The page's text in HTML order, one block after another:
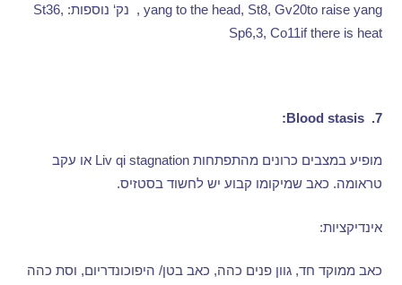
yang to the head, St8, Gv20to raise yang ,
נק‘ נוספות : St36,
Sp6,3, Co11if there is heat
7.
Blood stasis:
מופיע במצבים כרונים מהתפתחותLiv qi stagnation או עקב
טראומה. כאב שמיקומו קבוע יש לחשוד בסטזיס.
אינדיקציות:
כאב ממוקד חד,גוון פנים כהה, כאב בטן/ היפוכונדריום, וסת כהה